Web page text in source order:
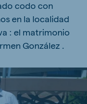
codo con
en la localidad
: el matrimonio
González .